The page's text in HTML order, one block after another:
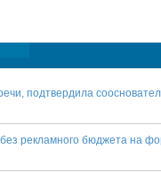
подтвердила
без рекламного бюджета на